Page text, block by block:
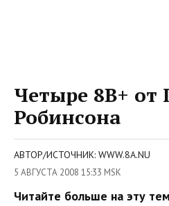
Четыре 8B+ от
Робинсона
АВТОР/ИСТОЧНИК: WWW.8A.NU
5 АВГУСТА 2008 15:33 MSK
Читайте больше на эту